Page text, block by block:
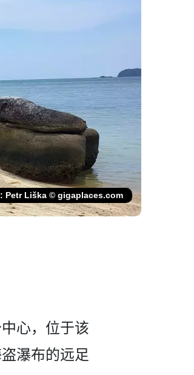
Petr Liška © gigaplaces.com
心­，位于该
瀑布的远足